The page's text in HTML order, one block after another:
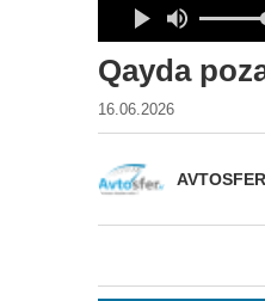
Qayda
16.06.2026